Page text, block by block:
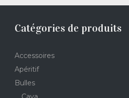
Catégories de produits
Accessoires
Apéritif
Bulles